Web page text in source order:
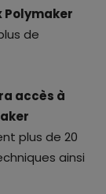
de
accès à
plus de 20
ainsi